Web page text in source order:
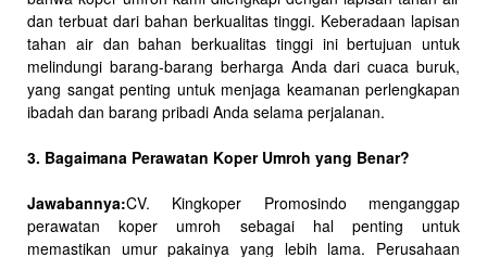
dan terbuat dari bahan berkualitas tinggi. Keberadaan lapisan
tahan air dan bahan berkualitas tinggi ini bertujuan untuk
melindungi barang-barang berharga Anda dari cuaca buruk,
yang sangat penting untuk menjaga keamanan perlengkapan
ibadah dan barang pribadi Anda selama perjalanan.
3. Bagaimana Perawatan Koper Umroh yang Benar?
Jawabannya:CV. Kingkoper Promosindo menganggap
perawatan koper umroh sebagai hal penting untuk
memastikan umur pakainya yang lebih lama. Perusahaan